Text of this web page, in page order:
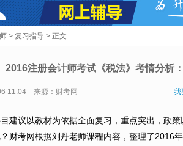
> 复习指导 > 正文
2016注册会计师考试《税法》考情分析
11:04 来源：财考网 我
建议以教材为依据全面复习，重点突出，政
财考网根据刘丹老师课程内容，整理了2016年